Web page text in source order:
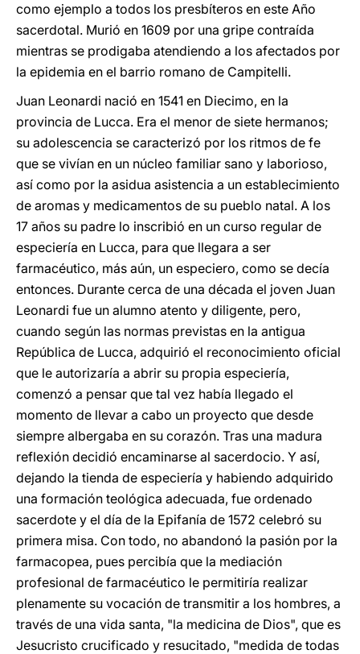
como ejemplo a todos los presbíteros en este Año
sacerdotal. Murió en 1609 por una gripe contraída
mientras se prodigaba atendiendo a los afectados por
la epidemia en el barrio romano de Campitelli.
Juan Leonardi nació en 1541 en Diecimo, en la
provincia de Lucca. Era el menor de siete hermanos;
su adolescencia se caracterizó por los ritmos de fe
que se vivían en un núcleo familiar sano y laborioso,
así como por la asidua asistencia a un establecimiento
de aromas y medicamentos de su pueblo natal. A los
17 años su padre lo inscribió en un curso regular de
especiería en Lucca, para que llegara a ser
farmacéutico, más aún, un especiero, como se decía
entonces. Durante cerca de una década el joven Juan
Leonardi fue un alumno atento y diligente, pero,
cuando según las normas previstas en la antigua
República de Lucca, adquirió el reconocimiento oficial
que le autorizaría a abrir su propia especiería,
comenzó a pensar que tal vez había llegado el
momento de llevar a cabo un proyecto que desde
siempre albergaba en su corazón. Tras una madura
reflexión decidió encaminarse al sacerdocio. Y así,
dejando la tienda de especiería y habiendo adquirido
una formación teológica adecuada, fue ordenado
sacerdote y el día de la Epifanía de 1572 celebró su
primera misa. Con todo, no abandonó la pasión por la
farmacopea, pues percibía que la mediación
profesional de farmacéutico le permitiría realizar
plenamente su vocación de transmitir a los hombres, a
través de una vida santa, "la medicina de Dios", que es
Jesucristo crucificado y resucitado, "medida de todas